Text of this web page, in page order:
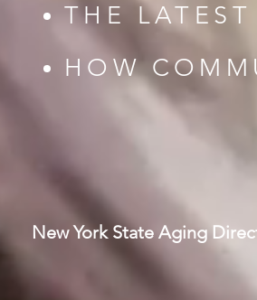
THE LATEST
HOW
New York State Aging